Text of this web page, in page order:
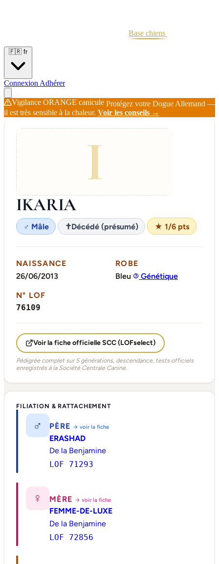
Base chiens
🇫🇷 fr
Connexion Adhérer
Vigilance ORANGE canicule Protégez votre Dogue Allemand —
il est très sensible à la chaleur. Voir les conseils →
I
IKARIA
♂ Mâle ✝Décédé (présumé) ★ 1/6 pts
NAISSANCE
26/06/2013
ROBE
Bleu
Génétique
N° LOF
76109
Voir la fiche officielle SCC (LOFselect)
Pédigrée complet sur 5 générations, descendance, tests officiels
enregistrés à la Société Centrale Canine.
FILIATION & RATTACHEMENT
♂ PÈRE → voir la fiche
ERASHAD
De la Benjamine
LOF 71293
♀ MÈRE → voir la fiche
FEMME-DE-LUXE
De la Benjamine
LOF 72856